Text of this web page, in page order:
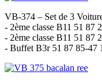
VB-374 – Set de 3
- 2ème classe B11 51 87
- 2ème classe B11 51 87
- Buffet B3r 51 87 85-47